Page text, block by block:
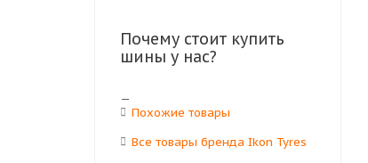
Почему стоит купить
шины у нас?
Похожие товары
Все товары бренда Ikon Tyres